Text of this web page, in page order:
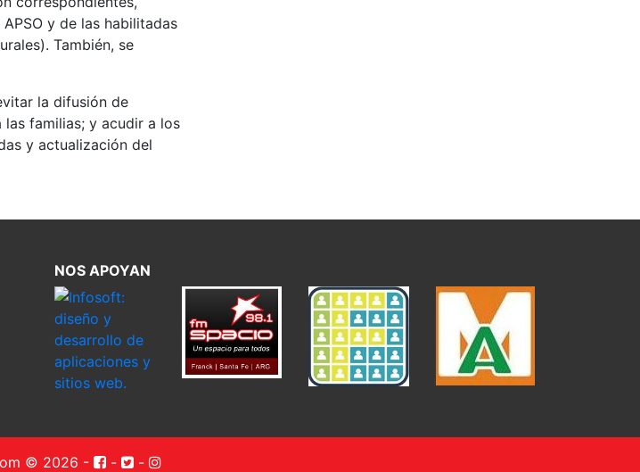
y de las habilitadas
También, se
la difusión de
familias; y acudir a los
y actualización del
NOS APOYAN
© 2026 - - -